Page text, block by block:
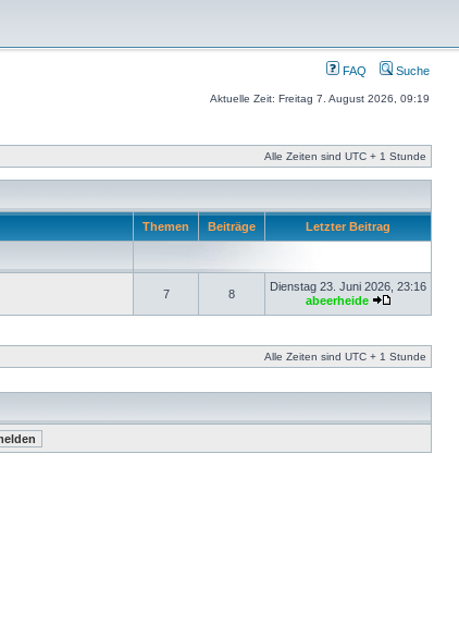
FAQ Suche
Aktuelle Zeit: Freitag 7. August 2026, 09:19
Alle Zeiten sind UTC + 1 Stunde
Themen Beiträge Letzter Beitrag
7 8
Dienstag 23. Juni 2026, 23:16
abeerheide
Alle Zeiten sind UTC + 1 Stunde